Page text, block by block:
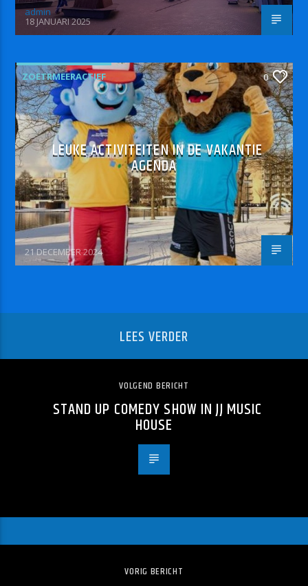
admin
18 JANUARI 2025
ZOETRMEERACTIEF 0
LEUKE ACTIVITEITEN IN DE VAKANTIE
AGENDA
21 DECEMBER 2024
LEES VERDER
VOLGEND BERICHT
STAND UP COMEDY SHOW IN JJ MUSIC
HOUSE
VORIG BERICHT